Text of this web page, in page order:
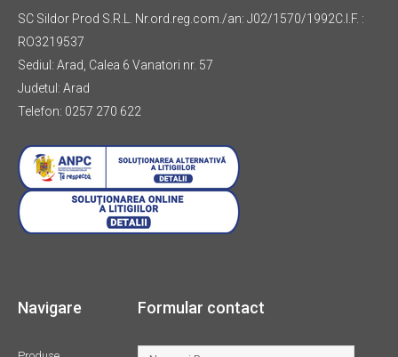
SC Sildor Prod S.R.L. Nr.ord.reg.com./an: J02/1570/1992C.I.F. :
RO3219537
Sediul: Arad, Calea 6 Vanatori nr. 57
Judetul: Arad
Telefon: 0257 270 622
Navigare Formular contact